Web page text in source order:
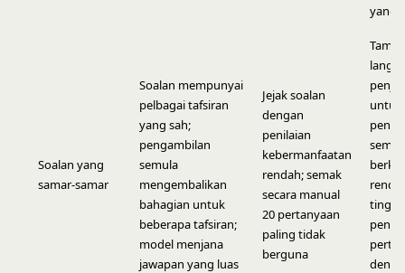
yang
Soalan yang
samar-samar
Soalan mempunyai
pelbagai tafsiran
yang sah;
pengambilan
semula
mengembalikan
bahagian untuk
beberapa tafsiran;
model menjana
jawapan yang luas
Jejak soalan
dengan
penilaian
kebermanfaatan
rendah; semak
secara manual
20 pertanyaan
paling tidak
berguna
untuk